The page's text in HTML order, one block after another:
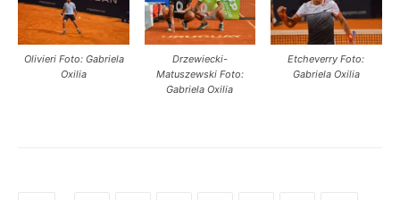
Olivieri Foto: Gabriela
Oxilia
Drzewiecki-
Matuszewski Foto:
Gabriela Oxilia
Etcheverry Foto:
Gabriela Oxilia